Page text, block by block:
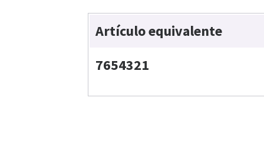
Artículo equivalente
7654321